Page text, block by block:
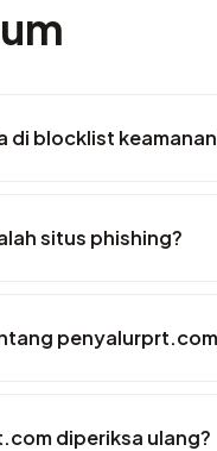
di blocklist
situs phishing?
diperiksa ulang?